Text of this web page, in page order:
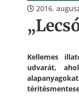
2016.
Kellemes
udvarát,